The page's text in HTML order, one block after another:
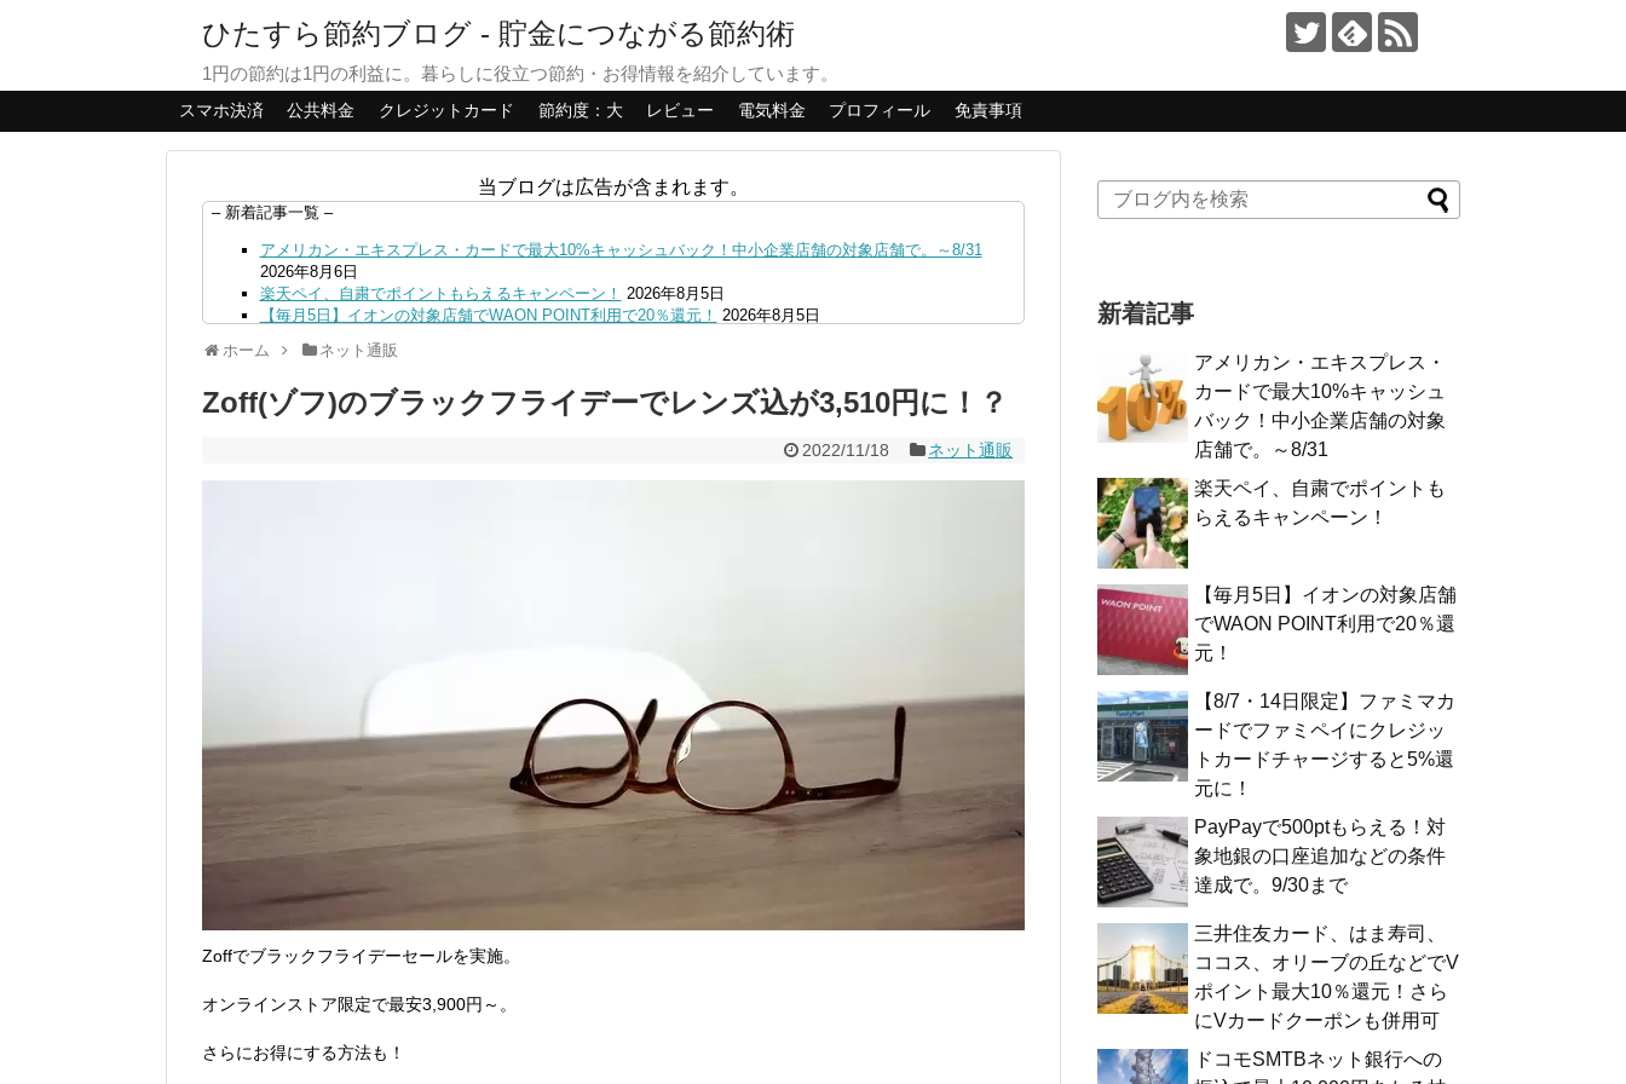
ひたすら節約ブログ - 貯金につながる節約術
1円の節約は1円の利益に。暮らしに役立つ節約・お得情報を紹介しています。
スマホ決済 公共料金 クレジットカード 節約度：大 レビュー 電気料金 プロフィール 免責事項
当ブログは広告が含まれます。
– 新着記事一覧 –
アメリカン・エキスプレス・カードで最大10%キャッシュバック！中小企業店舗の対象店舗で。～8/31
2026年8月6日
楽天ペイ、自粛でポイントもらえるキャンペーン！ 2026年8月5日
【毎月5日】イオンの対象店舗でWAON POINT利用で20％還元！ 2026年8月5日
4日
三井住友カード、はま寿司、ココス、オリーブの丘などでVポイント最大10％還元！さらにVカードクーポ
ンも併用可
ドコモSMTBネット銀行への振込で最大10,000円あたる抽選キャンペーン！8/31まで 2026年8月3日
ホーム ネット通販
Zoff(ゾフ)のブラックフライデーでレンズ込が3,510円に！？
2022/11/18 ネット通販
Zoffでブラックフライデーセールを実施。
オンラインストア限定で最安3,900円～。
さらにお得にする方法も！
新着記事
アメリカン・エキスプレス・
カードで最大10%キャッシュ
バック！中小企業店舗の対象
店舗で。～8/31
楽天ペイ、自粛でポイントも
らえるキャンペーン！
【毎月5日】イオンの対象店舗
でWAON POINT利用で20％還
元！
【8/7・14日限定】ファミマカ
ードでファミペイにクレジッ
トカードチャージすると5%還
元に！
PayPayで500ptもらえる！対
象地銀の口座追加などの条件
達成で。9/30まで
三井住友カード、はま寿司、
ココス、オリーブの丘などでV
ポイント最大10％還元！さら
にVカードクーポンも併用可
ドコモSMTBネット銀行への